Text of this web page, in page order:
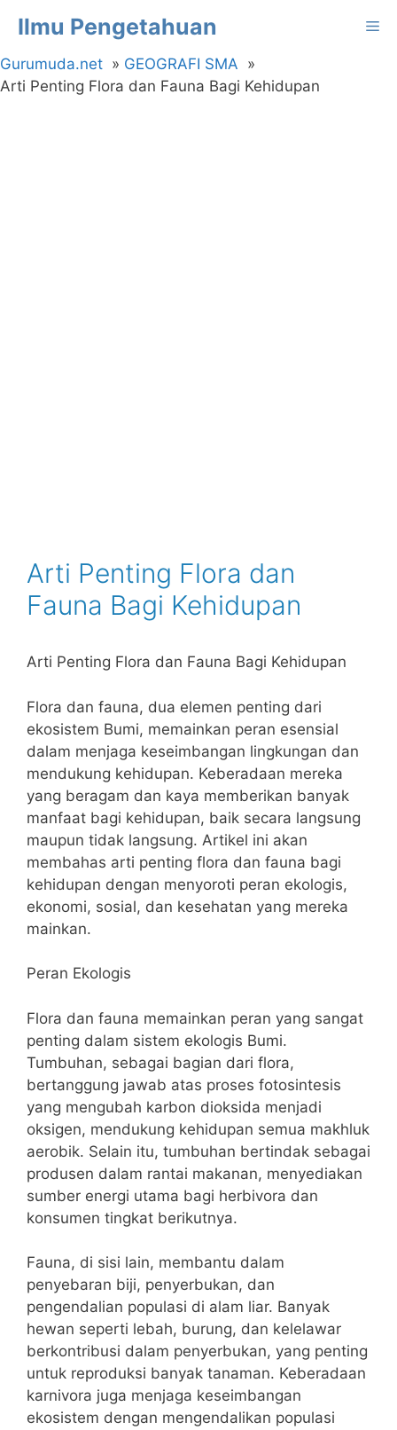
isi
Ilmu Pengetahuan
Gurumuda.net
GEOGRAFI SMA
Arti Penting Flora dan Fauna Bagi Kehidupan
Arti Penting Flora dan
Fauna Bagi Kehidupan
Arti Penting Flora dan Fauna Bagi Kehidupan
Flora dan fauna, dua elemen penting dari
ekosistem Bumi, memainkan peran esensial
dalam menjaga keseimbangan lingkungan dan
mendukung kehidupan. Keberadaan mereka
yang beragam dan kaya memberikan banyak
manfaat bagi kehidupan, baik secara langsung
maupun tidak langsung. Artikel ini akan
membahas arti penting flora dan fauna bagi
kehidupan dengan menyoroti peran ekologis,
ekonomi, sosial, dan kesehatan yang mereka
mainkan.
Peran Ekologis
Flora dan fauna memainkan peran yang sangat
penting dalam sistem ekologis Bumi.
Tumbuhan, sebagai bagian dari flora,
bertanggung jawab atas proses fotosintesis
yang mengubah karbon dioksida menjadi
oksigen, mendukung kehidupan semua makhluk
aerobik. Selain itu, tumbuhan bertindak sebagai
produsen dalam rantai makanan, menyediakan
sumber energi utama bagi herbivora dan
konsumen tingkat berikutnya.
Fauna, di sisi lain, membantu dalam
penyebaran biji, penyerbukan, dan
pengendalian populasi di alam liar. Banyak
hewan seperti lebah, burung, dan kelelawar
berkontribusi dalam penyerbukan, yang penting
untuk reproduksi banyak tanaman. Keberadaan
karnivora juga menjaga keseimbangan
ekosistem dengan mengendalikan populasi